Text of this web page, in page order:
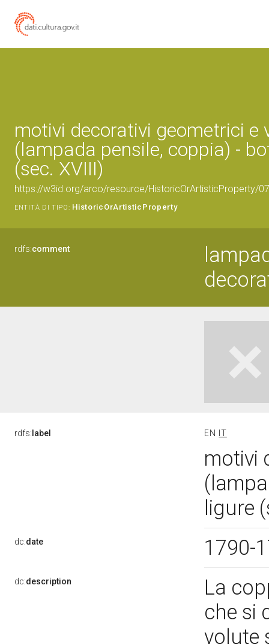
motivi decorativi geometrici e
(lampada pensile, coppia) -
(sec. XVIII)
https://w3id.org/arco/resource/HistoricOrArtisticProperty/
ENTITÀ DI TIPO: HistoricOrArtisticProperty
rdfs:comment
rdfs: label EN IT
motivi
ligure
dc:date 1790-
dc:description
La
che si
volute